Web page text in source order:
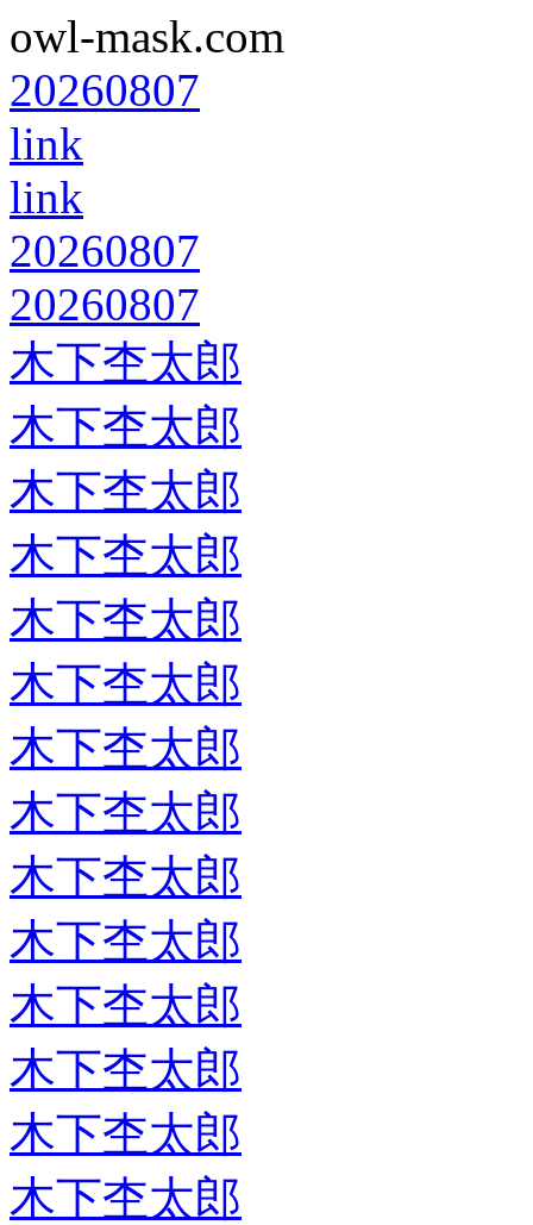
owl-mask.com
20260807
link
link
20260807
20260807
木下杢太郎
木下杢太郎
木下杢太郎
木下杢太郎
木下杢太郎
木下杢太郎
木下杢太郎
木下杢太郎
木下杢太郎
木下杢太郎
木下杢太郎
木下杢太郎
木下杢太郎
木下杢太郎